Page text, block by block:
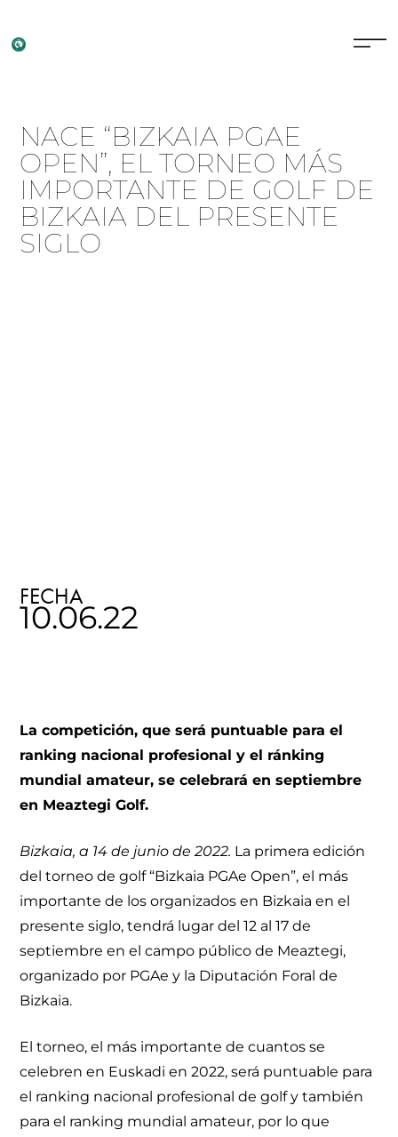
NACE “BIZKAIA PGAE
OPEN”, EL TORNEO MÁS
IMPORTANTE DE GOLF DE
BIZKAIA DEL PRESENTE
SIGLO
FECHA
10.06.22
La competición, que será puntuable para el
ranking nacional profesional y el ránking
mundial amateur, se celebrará en septiembre
en Meaztegi Golf.
Bizkaia, a 14 de junio de 2022. La primera edición
del torneo de golf “Bizkaia PGAe Open”, el más
importante de los organizados en Bizkaia en el
presente siglo, tendrá lugar del 12 al 17 de
septiembre en el campo público de Meaztegi,
organizado por PGAe y la Diputación Foral de
Bizkaia.
El torneo, el más importante de cuantos se
celebren en Euskadi en 2022, será puntuable para
el ranking nacional profesional de golf y también
para el ranking mundial amateur, por lo que